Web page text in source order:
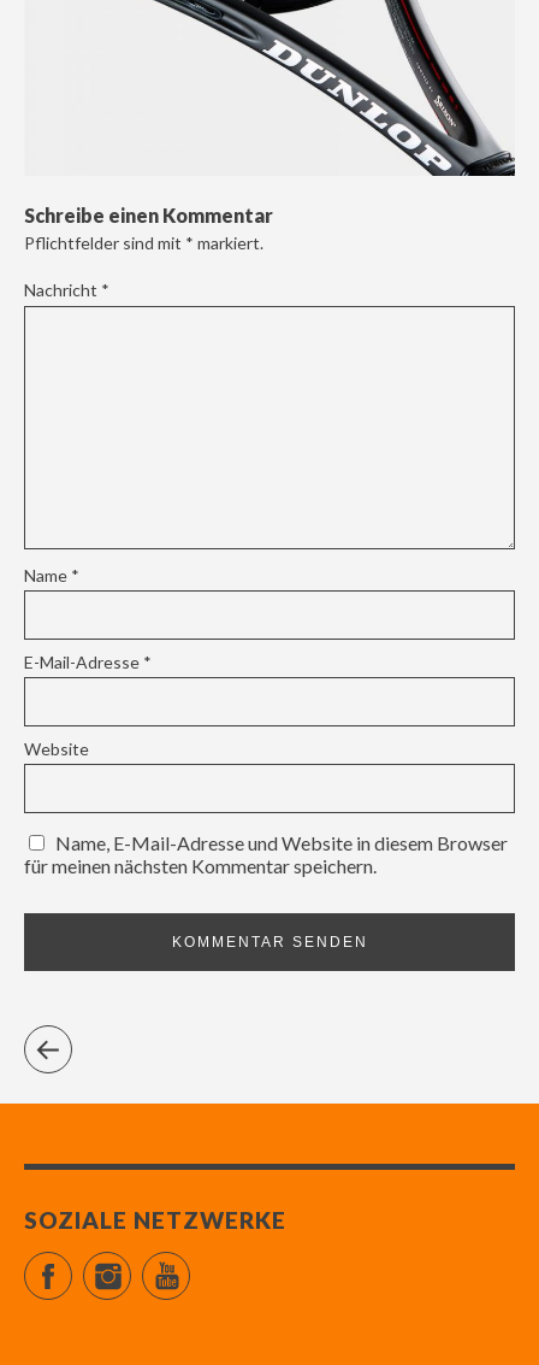
Schreibe einen Kommentar
Pflichtfelder sind mit * markiert.
Nachricht *
Name *
E-Mail-Adresse *
Website
Name, E-Mail-Adresse und Website in diesem Browser
für meinen nächsten Kommentar speichern.
SOZIALE NETZWERKE
FacebookInstagramYouTube